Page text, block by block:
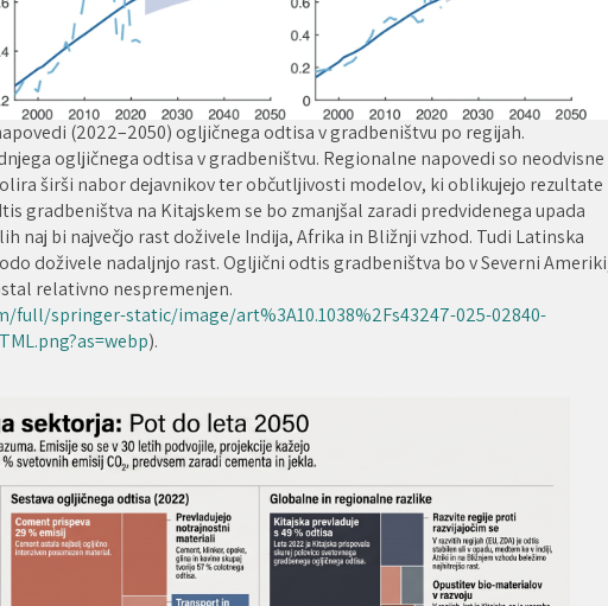
(2022–2050) ogljičnega odtisa v gradbeništvu po regijah.
ogljičnega odtisa v gradbeništvu. Regionalne napovedi so neodvisne
širši nabor dejavnikov ter občutljivosti modelov, ki oblikujejo rezultate
gradbeništva na Kitajskem se bo zmanjšal zaradi predvidenega upada
naj bi največjo rast doživele Indija, Afrika in Bližnji vzhod. Tudi Latinska
doživele nadaljnjo rast. Ogljični odtis gradbeništva bo v Severni
relativno nespremenjen.
springer-static/image/art%3A10.1038%2Fs43247-025-02840-
).